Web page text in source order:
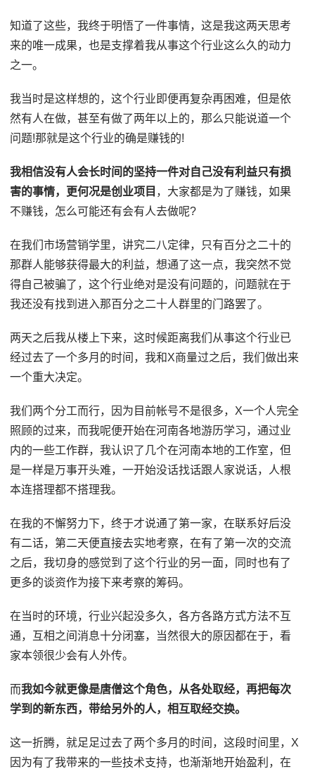
知道了这些，我终于明悟了一件事情，这是我这两天思考
来的唯一成果，也是支撑着我从事这个行业这么久的动力
之一。
我当时是这样想的，这个行业即便再复杂再困难，但是依
然有人在做，甚至有做了两年以上的，那么只能说道一个
问题!那就是这个行业的确是赚钱的!
我相信没有人会长时间的坚持一件对自己没有利益只有损
害的事情，更何况是创业项目 ，大家都是为了赚钱，如果
不赚钱，怎么可能还有会有人去做呢?
在我们市场营销学里，讲究二八定律，只有百分之二十的
那群人能够获得最大的利益，想通了这一点，我突然不觉
得自己被骗了，这个行业绝对是没有问题的，问题就在于
我还没有找到进入那百分之二十人群里的门路罢了。
两天之后我从楼上下来，这时候距离我们从事这个行业已
经过去了一个多月的时间，我和X商量过之后，我们做出来
一个重大决定。
我们两个分工而行，因为目前帐号不是很多，X一个人完全
照顾的过来，而我呢便开始在河南各地游历学习，通过业
内的一些工作群，我认识了几个在河南本地的工作室，但
是一样是万事开头难，一开始没话找话跟人家说话，人根
本连搭理都不搭理我。
在我的不懈努力下，终于才说通了第一家，在联系好后没
有二话，第二天便直接去实地考察，在有了第一次的交流
之后，我切身的感觉到了这个行业的另一面，同时也有了
更多的谈资作为接下来考察的筹码。
在当时的环境，行业兴起没多久，各方各路方式方法不互
通，互相之间消息十分闭塞，当然很大的原因都在于，看
家本领很少会有人外传。
而我如今就更像是唐僧这个角色，从各处取经，再把每次
学到的新东西，带给另外的人，相互取经交换。
这一折腾，就足足过去了两个多月的时间，这段时间里，X
因为有了我带来的一些技术支持，也渐渐地开始盈利，在